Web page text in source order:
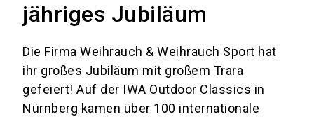
jähriges Jubiläum
Die Firma Weihrauch & Weihrauch Sport hat
ihr großes Jubiläum mit großem Trara
gefeiert! Auf der IWA Outdoor Classics in
Nürnberg kamen über 100 internationale